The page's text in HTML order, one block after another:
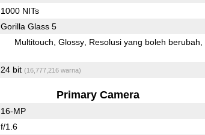
1000 NITs
Gorilla Glass 5
Multitouch Glossy Resolusi yang boleh berubah
24 bit (16,777,216 warna)
Primary Camera
16-MP
f/1.6